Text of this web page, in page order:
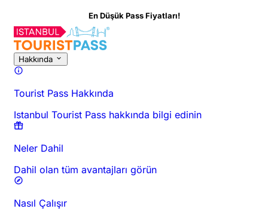
En Düşük Pass Fiyatları!
Hakkında
Tourist Pass Hakkında
Istanbul Tourist Pass hakkında bilgi edinin
Neler Dahil
Dahil olan tüm avantajları görün
Nasıl Çalışır
Bu Aktivite Hakkında Genel Bakış Saatler ve Süre